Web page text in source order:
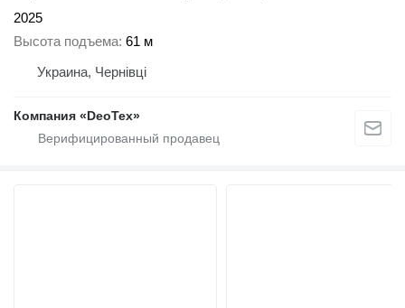
2025
Высота подъема 61 м
Украина, Чернівці
Компания «DeoTex»